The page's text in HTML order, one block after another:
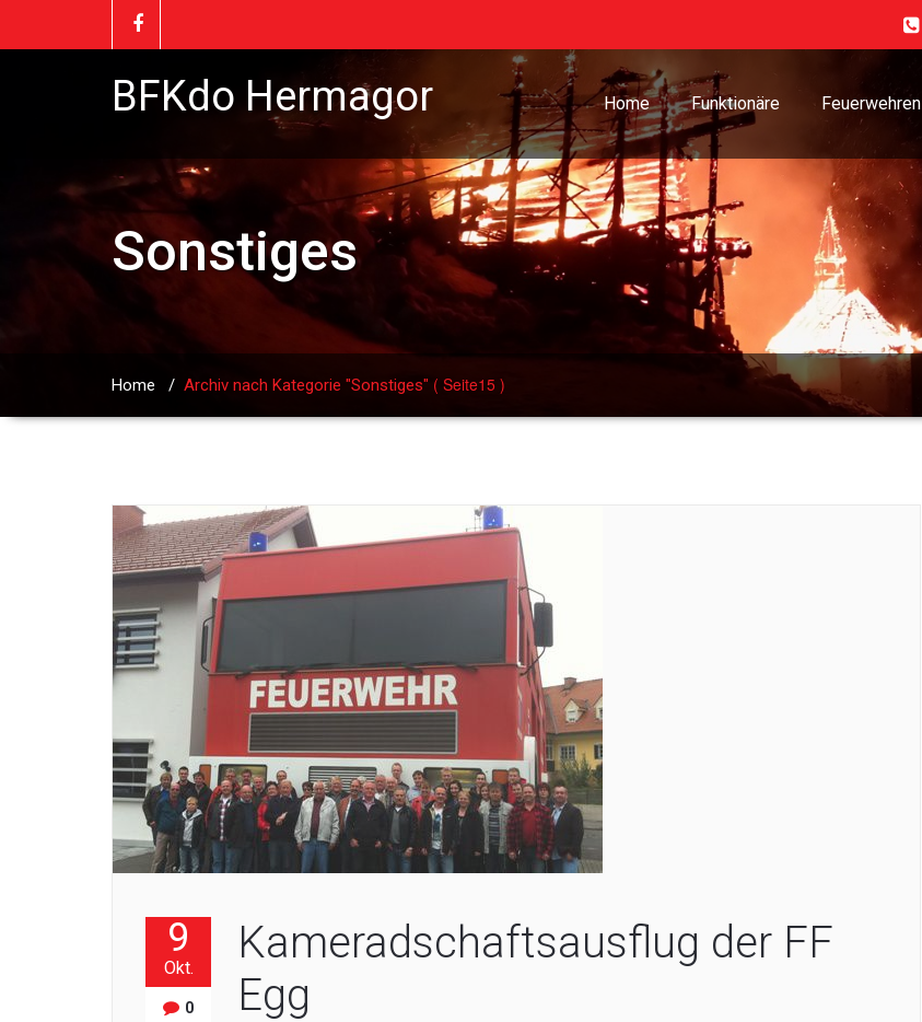
BFKdo Hermagor Home Funktionäre Feuerwehren
Sonstiges
Home / Archiv nach Kategorie "Sonstiges" ( Seite15 )
9
Okt.
0
Kameradschaftsausflug der FF
Egg